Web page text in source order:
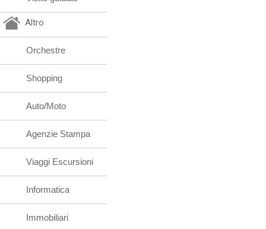
Altro
Orchestre
Shopping
Auto/Moto
Agenzie Stampa
Viaggi Escursioni
Informatica
Immobiliari